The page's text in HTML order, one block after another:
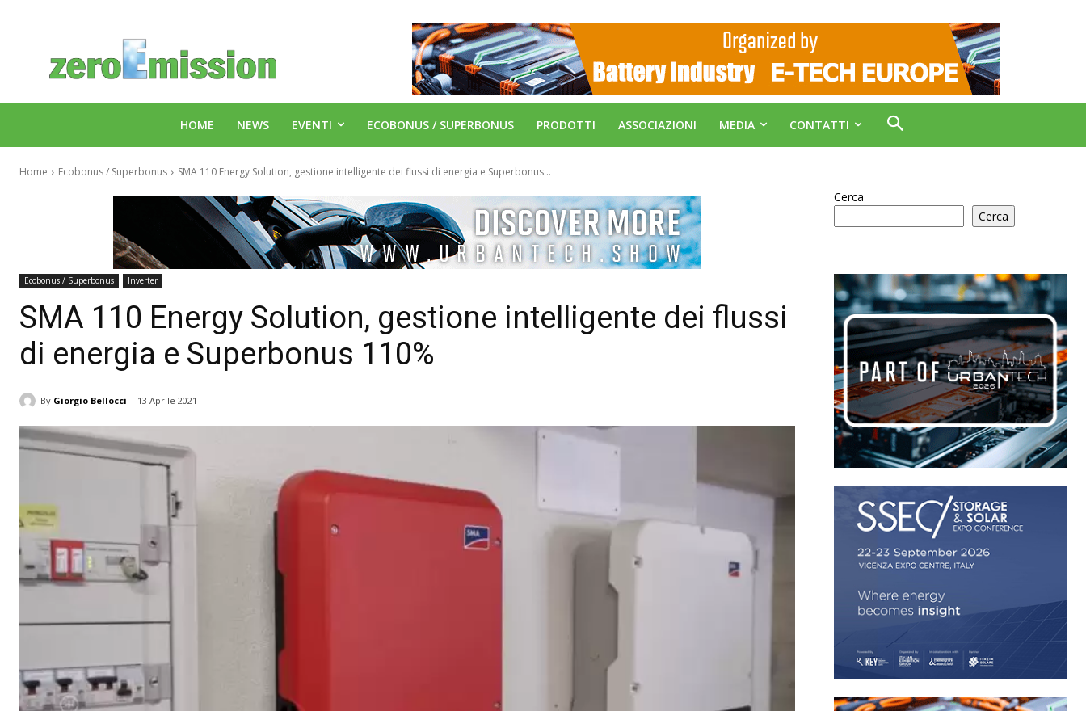
HOME NEWS EVENTI ECOBONUS / SUPERBONUS PRODOTTI ASSOCIAZIONI MEDIA CONTATTI
Home Ecobonus / Superbonus SMA 110 Energy Solution, gestione intelligente dei flussi di energia e Superbonus...
Ecobonus / Superbonus Inverter
SMA 110 Energy Solution, gestione intelligente dei flussi
di energia e Superbonus 110%
By Giorgio Bellocci 13 Aprile 2021
Cerca
Cerca